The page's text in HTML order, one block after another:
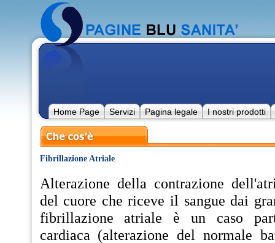
Home Page Servizi Pagina legale I nostri prodotti
Fibrillazione Atriale
Alterazione della contrazione
del cuore che riceve il sangue dai
fibrillazione atriale è un caso
cardiaca (alterazione del normale